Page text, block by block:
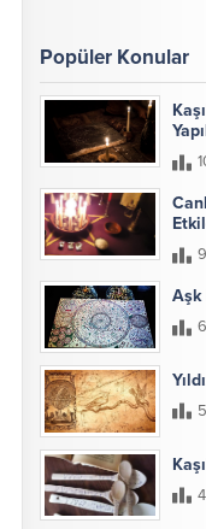
Popüler Konular
Aşk